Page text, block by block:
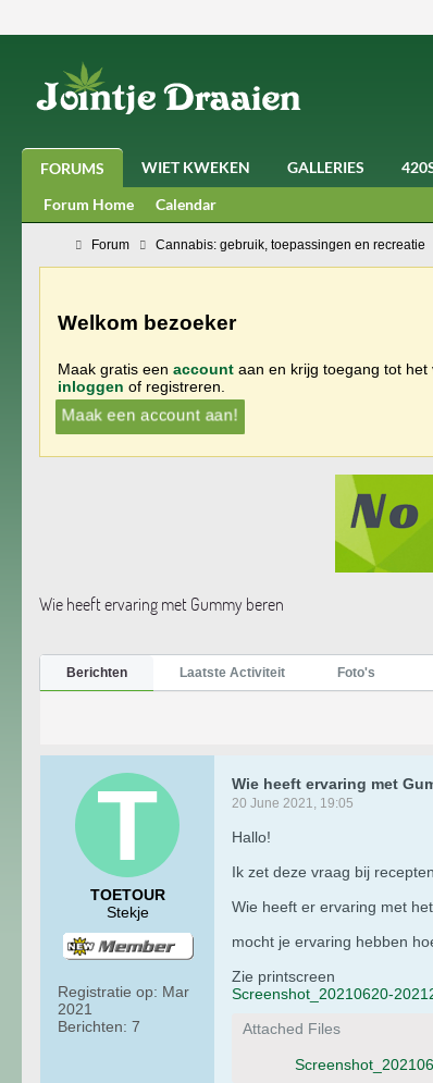
FORUMS WIET KWEKEN GALLERIES
Forum Home
Calendar
Forum Cannabis: gebruik, toepassingen en recreatie
Welkom bezoeker
Maak gratis een account aan en krijg toegang tot
inloggen of registreren.
Maak een account aan!
Wie heeft ervaring met Gummy beren
Berichten Laatste Activiteit Foto's
TOETOUR
Stekje
Registratie op: Mar
2021
Berichten: 7
Wie heeft ervaring met
20 June 2021, 19:05
Hallo!
Ik zet deze vraag bij
Wie heeft er ervaring met
​​​mocht je ervaring hebben
Zie printscreen
Screenshot_20210620-
Attached Files